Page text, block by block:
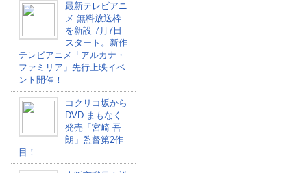
最新テレビアニ
メ.無料放送枠
を新設 7月7日
スタート。新作
テレビアニメ「アルカナ・
ファミリア」先行上映イベ
ント開催！
コクリコ坂から
DVD.まもなく
発売「宮崎 吾
朗」監督第2作
目！